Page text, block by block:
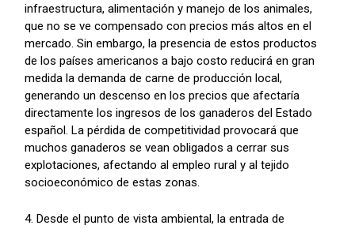
infraestructura, alimentación y manejo de los animales,
que no se ve compensado con precios más altos en el
mercado. Sin embargo, la presencia de estos productos
de los países americanos a bajo costo reducirá en gran
medida la demanda de carne de producción local,
generando un descenso en los precios que afectaría
directamente los ingresos de los ganaderos del Estado
español. La pérdida de competitividad provocará que
muchos ganaderos se vean obligados a cerrar sus
explotaciones, afectando al empleo rural y al tejido
socioeconómico de estas zonas.
4. Desde el punto de vista ambiental, la entrada de